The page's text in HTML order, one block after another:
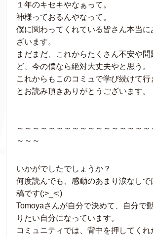
１年のキセキやなぁって。
神様っておるんやなって。
僕に関わってくれている皆さん本当に
ざいます。
まだまだ、これからたくさん不安や問
ど、今の僕なら絶対大丈夫やと思う。
これからもこのコミュで学び続けて行
とお読み頂きありがとうございます。
～～～～～～～～～～～～～～～～～
～～～
いかがでしたでしょうか？
何度読んでも、感動のあまり涙なしで
稿です(;>_<;)
Tomoyaさんが自分で決めて、自分で
りたい自分になっています。
コミュニティでは、背中を押してくれ